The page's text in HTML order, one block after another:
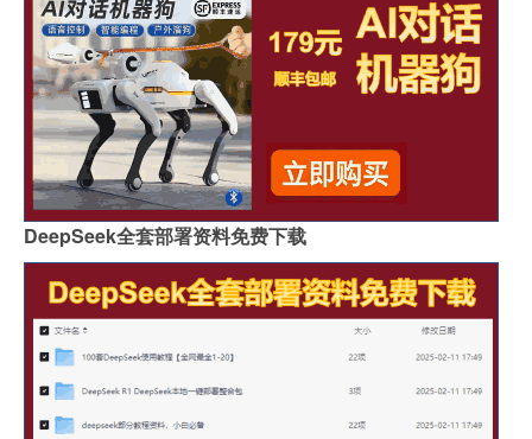
DeepSeek全套部署资料免费下载